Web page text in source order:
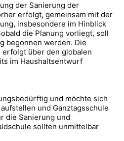
der Sanierung der
erfolgt, gemeinsam mit der
insbesondere im Hinblick
die Planung vorliegt, soll
begonnen werden. Die
erfolgt über den globalen
im Haushaltsentwurf
und möchte sich
und Ganztagsschule
die Sanierung und
sollten unmittelbar